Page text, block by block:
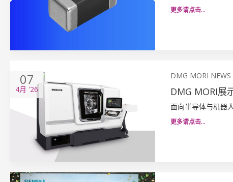
更多请点击…
07
4月 '26
DMG MORI NEWS
DMG MORI展
面向半导体与机器
更多请点击…